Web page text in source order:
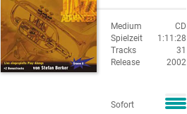
Medium
CD
Spielzeit
1:11:28
Tracks
31
Release
2002
Sofort